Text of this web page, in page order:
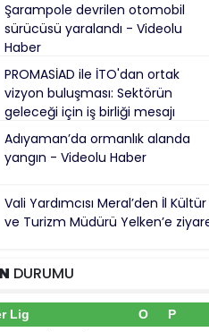
Şarampole devrilen otomobil
sürücüsü yaralandı - Videolu
Haber
PROMASİAD ile İTO'dan ortak
vizyon buluşması: Sektörün
geleceği için iş birliği mesajı
Adıyaman’da ormanlık alanda
yangın - Videolu Haber
Vali Yardımcısı Meral’den İl Kültür
ve Turizm Müdürü Yelken’e
DURUMU
Lig O P